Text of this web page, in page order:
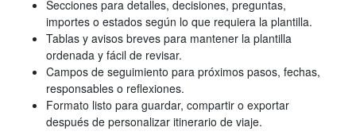
Secciones para detalles, decisiones, preguntas,
importes o estados según lo que requiera la plantilla.
Tablas y avisos breves para mantener la plantilla
ordenada y fácil de revisar.
Campos de seguimiento para próximos pasos, fechas,
responsables o reflexiones.
Formato listo para guardar, compartir o exportar
después de personalizar itinerario de viaje.